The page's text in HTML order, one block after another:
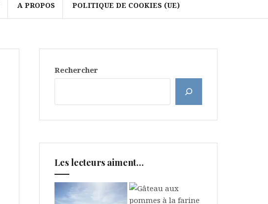
A PROPOS POLITIQUE DE COOKIES (UE)
Rechercher
Les lecteurs aiment…